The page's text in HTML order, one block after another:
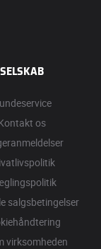
SELSKAB
os
salgsbetingelser
virksomheden